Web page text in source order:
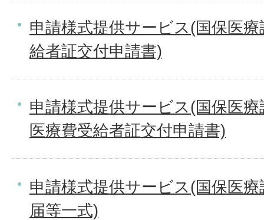
申請様式提供サービス(国保医
給者証交付申請書)
申請様式提供サービス(国保医
医療費受給者証交付申請書)
申請様式提供サービス(国保医
届等一式)